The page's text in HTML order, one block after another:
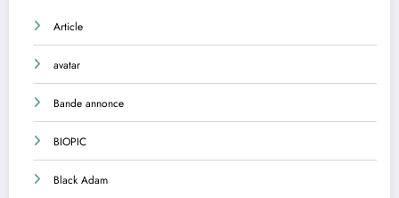
Article
avatar
Bande annonce
BIOPIC
Black Adam